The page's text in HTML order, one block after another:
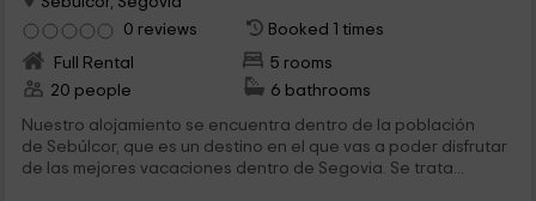
0 reviews
Booked 1 times
Full Rental
5 rooms
20 people
6 bathrooms
Nuestro alojamiento se encuentra dentro de la población
de Sebúlcor, que es un destino en el que vas a poder disfrutar
de las mejores vacaciones dentro de Segovia. Se trata...